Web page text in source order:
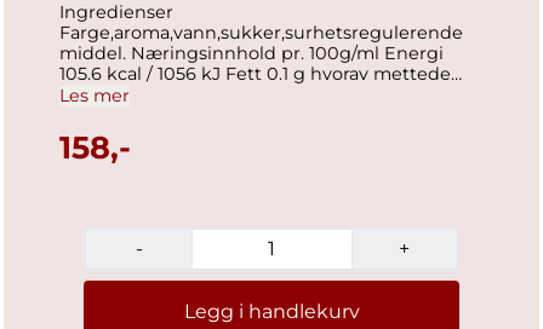
Ingredienser
Farge,aroma,vann,sukker,surhetsregulerende
middel. Næringsinnhold pr. 100g/ml Energi
105.6 kcal / 1056 kJ Fett 0.1 g hvorav mettede
fettsyrer 0 g Karbohydrater 61.9 g hvorav
Les mer
158,-
- +
Legg i handlekurv